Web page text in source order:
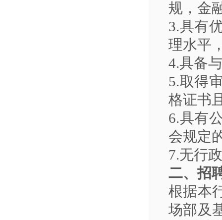
规，金
3.具有
理水平
4.具备
5.取得
格证书
6.具有
会规定
7.无行
二、招
根据本
场部及